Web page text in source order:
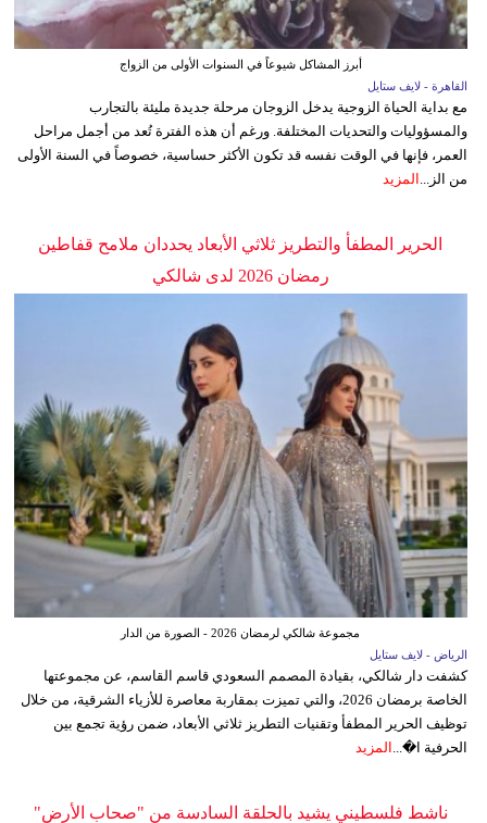
أبرز المشاكل شيوعاً في السنوات الأولى من الزواج
القاهرة - لايف ستايل
مع بداية الحياة الزوجية يدخل الزوجان مرحلة جديدة مليئة بالتجارب
والمسؤوليات والتحديات المختلفة. ورغم أن هذه الفترة تُعد من أجمل مراحل
العمر، فإنها في الوقت نفسه قد تكون الأكثر حساسية، خصوصاً في السنة الأولى
من الز...
المزيد
الحرير المطفأ والتطريز ثلاثي الأبعاد يحددان ملامح قفاطين
رمضان 2026 لدى شالكي
مجموعة شالكي لرمضان 2026 - الصورة من الدار
الرياض - لايف ستايل
كشفت دار شالكي، بقيادة المصمم السعودي قاسم القاسم، عن مجموعتها
الخاصة برمضان 2026، والتي تميزت بمقاربة معاصرة للأزياء الشرقية، من خلال
توظيف الحرير المطفأ وتقنيات التطريز ثلاثي الأبعاد، ضمن رؤية تجمع بين
الحرفية ا�... المزيد
ناشط فلسطيني يشيد بالحلقة السادسة من "صحاب الأرض"